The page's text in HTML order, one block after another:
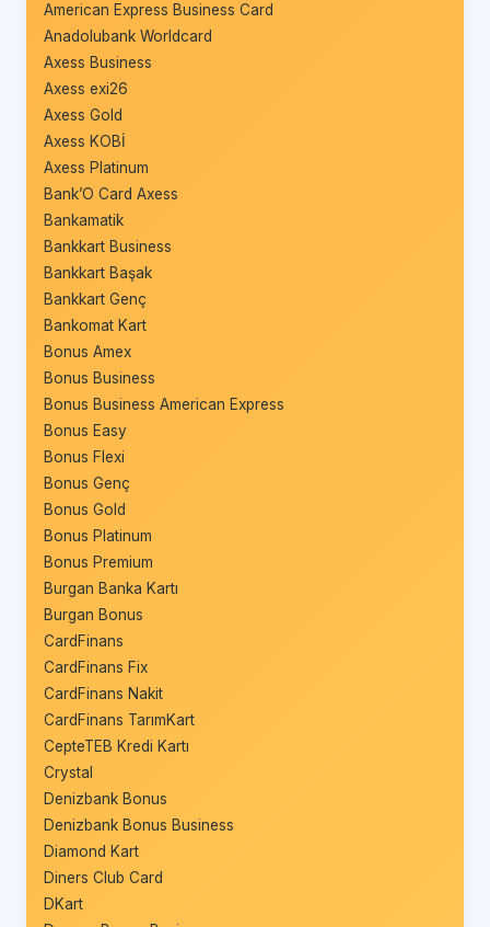
American Express Business Card
Anadolubank Worldcard
Axess Business
Axess exi26
Axess Gold
Axess KOBİ
Axess Platinum
Bank’O Card Axess
Bankamatik
Bankkart Business
Bankkart Başak
Bankkart Genç
Bankomat Kart
Bonus Amex
Bonus Business
Bonus Business American Express
Bonus Easy
Bonus Flexi
Bonus Genç
Bonus Gold
Bonus Platinum
Bonus Premium
Burgan Banka Kartı
Burgan Bonus
CardFinans
CardFinans Fix
CardFinans Nakit
CardFinans TarımKart
CepteTEB Kredi Kartı
Crystal
Denizbank Bonus
Denizbank Bonus Business
Diamond Kart
Diners Club Card
DKart